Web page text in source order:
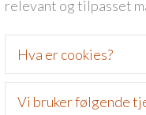
relevant og tilpasset
Hva er cookies?
Vi bruker følgende